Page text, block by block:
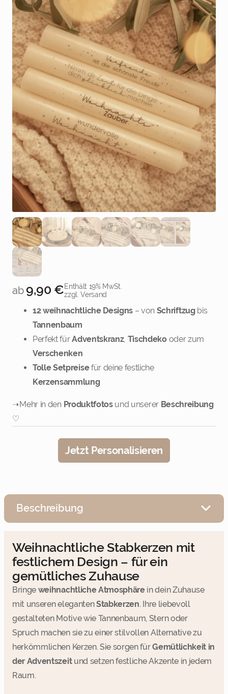
ab9,90 €Enthält 19% MwSt.
zzgl. Versand
12 weihnachtliche Designs – von Schriftzugbis
Tannenbaum
Perfekt fürAdventskranz, Tischdekooder zum
Verschenken
Tolle Setpreisefür deine festliche
Kerzensammlung
➝ Mehr in den Produktfotosund unserer Beschreibung
♡
Jetzt Personalisieren
Beschreibung
Weihnachtliche Stabkerzen mit
festlichem Design – für ein
gemütliches Zuhause
Bringe weihnachtliche Atmosphärein dein Zuhause
mit unseren elegantenStabkerzen. Ihre liebevoll
gestalteten Motive wie Tannenbaum, Stern oder
Spruch machen sie zu einer stilvollen Alternative zu
herkömmlichen Kerzen. Sie sorgen fürGemütlichkeit in
der Adventszeitund setzen festliche Akzente in jedem
Raum.
1 2
3 4
5